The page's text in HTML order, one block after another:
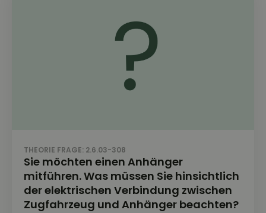
THEORIE FRAGE: 2.6.03-308
Sie möchten einen Anhänger
mitführen. Was müssen Sie hinsichtlich
der elektrischen Verbindung zwischen
Zugfahrzeug und Anhänger beachten?